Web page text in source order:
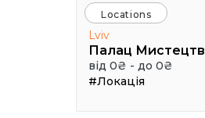
Locations
Lviv
Палац Мистецтв
від 0₴ - до 0₴
#Локація